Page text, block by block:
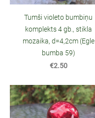
Tumši violeto bumbiņu
komplekts 4 gb., stikla
mozaika, d=4,2cm (Egle
bumba 59)
€2.50